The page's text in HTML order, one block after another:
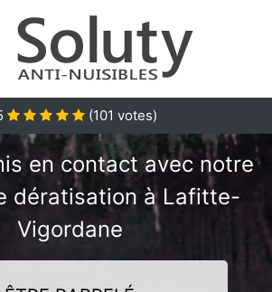
(101 votes)
en contact avec notre
dératisation à Lafitte-
Vigordane